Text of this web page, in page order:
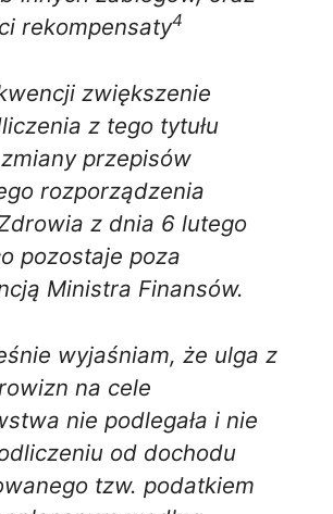
rekompensaty4
zwiększenie
z tego tytułu
przepisów
rozporządzenia
z dnia 6 lutego
pozostaje poza
Ministra Finansów.
wyjaśniam, że ulga z
na cele
nie podlegała i nie
od dochodu
tzw. podatkiem